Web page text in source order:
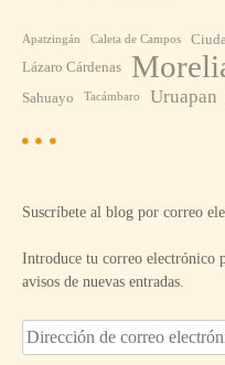
Apatzingán Caleta de Campos
Lázaro Cárdenas
Sahuayo Tacámbaro Uruapan
Suscríbete al blog por correo
Introduce tu correo electrónico
avisos de nuevas entradas.
D
i